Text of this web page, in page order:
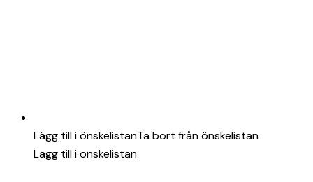
Lägg till i önskelistanTa bort från önskelistan
Lägg till i önskelistan